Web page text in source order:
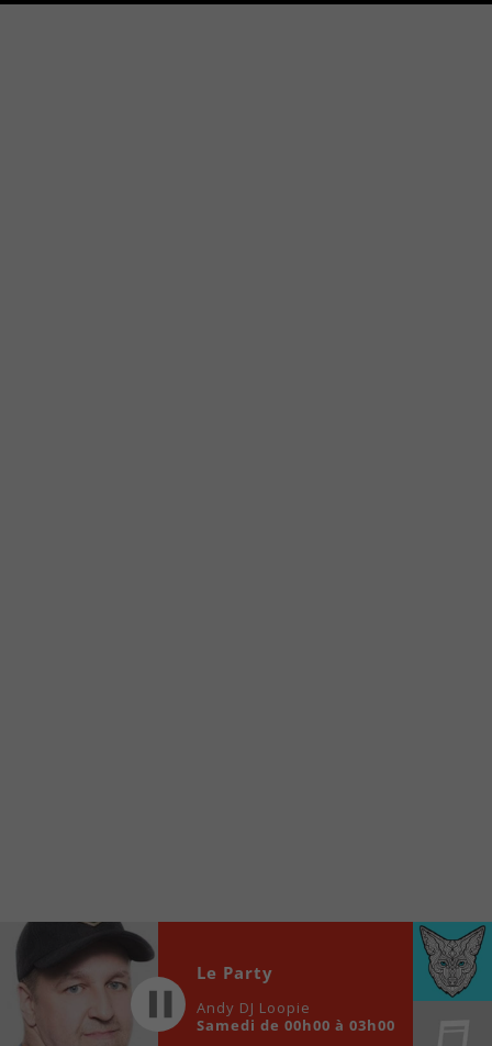
locale vous sont maintenant accessibles en un clic!
Audio
Player
00:00 00:00
Le Party
Andy DJ Loopie
Samedi de 00h00 à 03h00